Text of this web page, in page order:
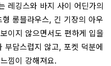
레깅스와 바지 사이 어딘가의
롱블라우스, 긴 기장의 아우
이지 않으면서도 편하게 입을
부담스럽지 않고, 포켓 덕분에
낌이 강해져요.